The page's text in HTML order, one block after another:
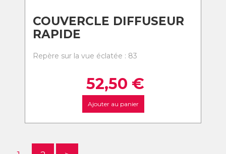
COUVERCLE DIFFUSEUR
RAPIDE
Repère sur la vue éclatée : 83
52,50 €
Ajouter au panier